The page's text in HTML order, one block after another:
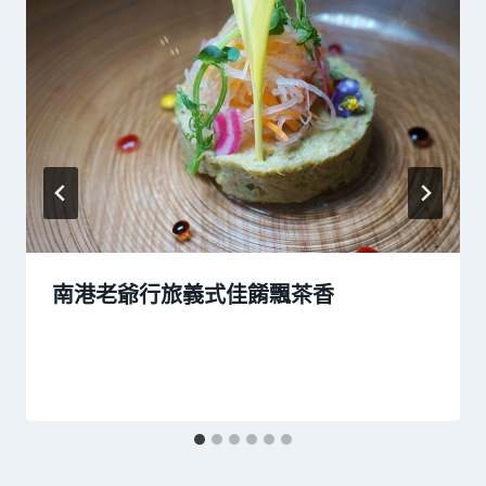
南港老爺行旅義式佳餚飄茶香